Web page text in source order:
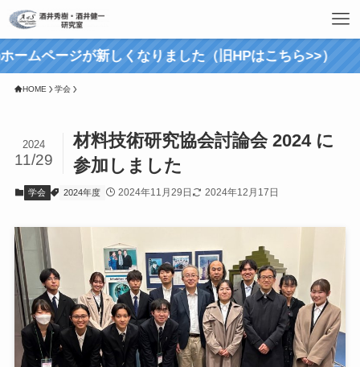
ージが新しくなりました（旧HPはこちら>>）
HOME 学会
材料技術研究協会討論会 2024 に
参加しました
2024
11/29
学会 2024年度 2024年11月29日 2024年12月17日